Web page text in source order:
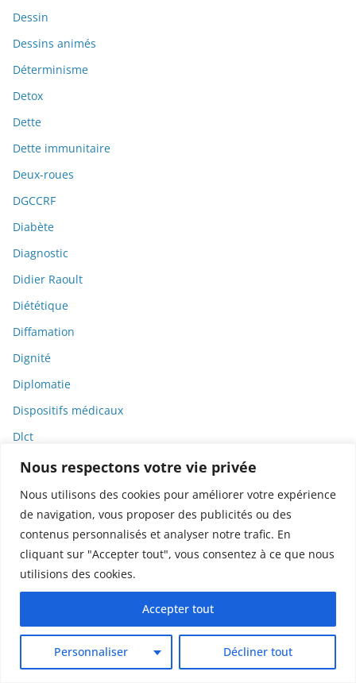
Nous respectons votre vie privée
Nous utilisons des cookies pour améliorer votre expérience
de navigation, vous proposer des publicités ou des
contenus personnalisés et analyser notre trafic. En
cliquant sur "Accepter tout", vous consentez à ce que nous
utilisions des cookies.
Personnaliser Décliner tout
Accepter tout
Dessin
Dessins animés
Déterminisme
Detox
Dette
Dette immunitaire
Deux-roues
DGCCRF
Diabète
Diagnostic
Didier Raoult
Diététique
Diffamation
Dignité
Diplomatie
Dispositifs médicaux
Dlct
Doctolib
Documentaire
DODGE
Donald Trump
Dons
Doxxing
Droit de la consommation
Droit de la presse